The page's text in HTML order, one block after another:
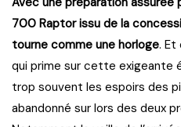
700 Raptor issu de la
tourne comme une horloge. Et
qui prime sur cette exigeante
trop souvent les espoirs des
abandonné sur lors des deux